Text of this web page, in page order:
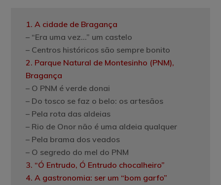
1. A cidade de Bragança
– “Era uma vez…” um castelo
– Centros históricos são sempre bonito
2. Parque Natural de Montesinho (PNM),
Bragança
– O PNM é verde donai
– Do tosco se faz o belo: os artesãos
– Pela rota das aldeias
– Rio de Onor não é uma aldeia qualquer
– Pela brama dos veados
– O segredo do mel do PNM
3. “Ó Entrudo, Ó Entrudo chocalheiro”
4. A gastronomia: ser um “bom garfo”